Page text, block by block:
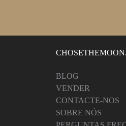
BLOG
VENDER
CONTACTE-NOS
SOBRE NÓS